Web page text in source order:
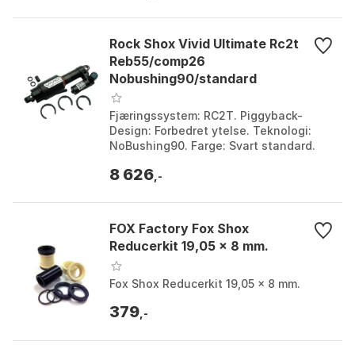
Rock Shox Vivid Ultimate Rc2t
Reb55/comp26
Nobushing90/standard
Støtdemper
Fjæringssystem: RC2T. Piggyback-
Design: Forbedret ytelse. Teknologi:
NoBushing90. Farge: Svart standard.
Størrelse 2: 230mm.
8 626 ,-
FOX Factory Fox Shox
Reducerkit 19,05 x 8 mm.
Fox Shox Reducerkit 19,05 x 8 mm.
379 ,-